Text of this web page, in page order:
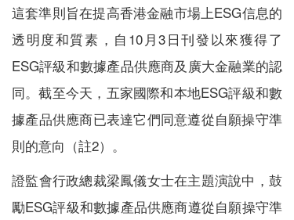
這套準則旨在提高香港金融市場上ESG信息的
透明度和質素，自10月3日刊發以來獲得了
ESG評級和數據產品供應商及廣大金融業的認
同。截至今天，五家國際和本地ESG評級和數
據產品供應商已表達它們同意遵從自願操守準
則的意向（註2）。
證監會行政總裁梁鳳儀女士在主題演說中，鼓
勵ESG評級和數據產品供應商遵從自願操守準